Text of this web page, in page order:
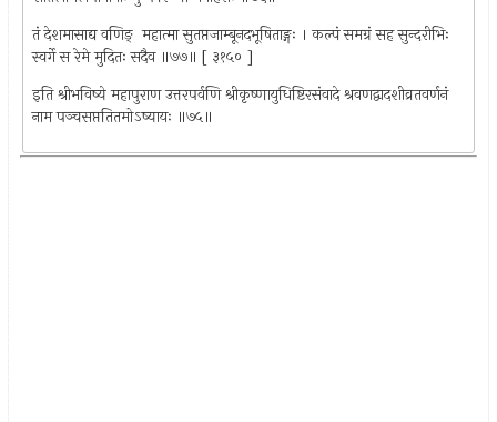
तं देशमासाद्य वणिङ् ‍ महात्मा सुतप्तजाम्बूनदभूषिताङ्गः । कल्पं समग्रं सह सुन्दरीभिः
स्वर्गे स रेमे मुदितः सदैव ॥७७॥ [ ३१५० ]
इति श्रीभविष्ये महापुराण उत्तरपर्वणि श्रीकृष्णायुधिष्टिरसंवादे श्रवणद्वादशीव्रतवर्णनं
नाम पञ्चसप्ततितमोऽष्यायः ॥७५॥